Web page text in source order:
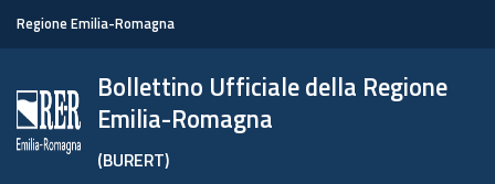
Regione Emilia-Romagna
Bollettino Ufficiale della Regione
Emilia-Romagna
(BURERT)